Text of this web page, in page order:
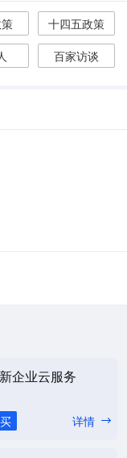
十四五政策
百家访谈
企业云服务
详情